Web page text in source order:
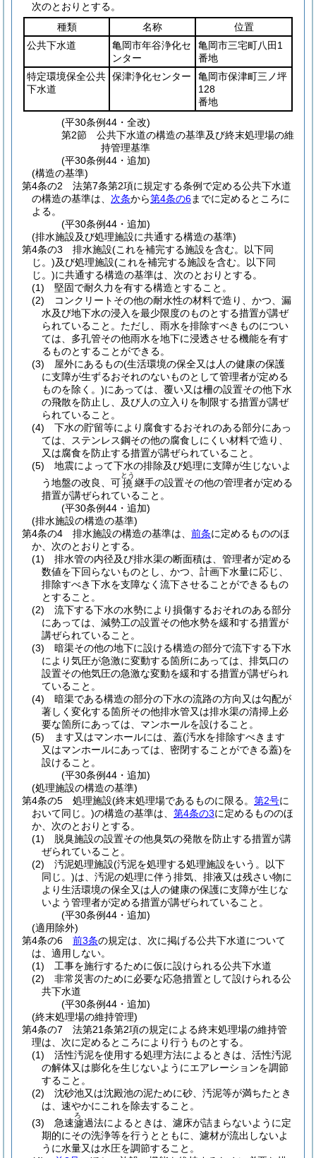
次のとおりとする。
種類
名称
位置
公共下水道
亀岡市年谷浄化セ
ンター
亀岡市三宅町八田1
番地
特定環境保全公共
下水道
保津浄化センター
亀岡市保津町三ノ坪
128
番地
(平30条例44・全改)
第2節
公共下水道の構造の基準及び終末処理場の維
持管理基準
(平30条例44・追加)
(構造の基準)
第4条の2
法第7条第2項に規定する条例で定める公共下水道
の構造の基準は、 次条から第4条の6までに定めるところに
よる。
(平30条例44・追加)
(排水施設及び処理施設に共通する構造の基準)
第4条の3
排水施設(これを補完する施設を含む。以下同
じ。)及び処理施設(これを補完する施設を含む。以下同
じ。)に共通する構造の基準は、次のとおりとする。
(1)
堅固で耐久力を有する構造とすること。
(2)
コンクリートその他の耐水性の材料で造り、かつ、漏
水及び地下水の浸入を最少限度のものとする措置が講ぜ
られていること。 ただし、雨水を排除すべきものについ
ては、多孔管その他雨水を地下に浸透させる機能を有す
るものとすることができる。
(3)
屋外にあるもの(生活環境の保全又は人の健康の保護
に支障が生ずるおそれのないものとして管理者が定める
ものを除く。)にあっては、覆い又は柵の設置その他下水
の飛散を防止し、及び人の立入りを制限する措置が講ぜ
られていること。
(4)
下水の貯留等により腐食するおそれのある部分にあっ
ては、ステンレス鋼その他の腐食しにくい材料で造り、
又は腐食を防止する措置が講ぜられていること。
(5)
地震によって下水の排除及び処理に支障が生じないよ
う地盤の改良、可撓
とう
継手の設置その他の管理者が定める
措置が講ぜられていること。
(平30条例44・追加)
(排水施設の構造の基準)
第4条の4
排水施設の構造の基準は、 前条に定めるもののほ
か、次のとおりとする。
(1)
排水管の内径及び排水渠の断面積は、管理者が定める
数値を下回らないものとし、かつ、計画下水量に応じ、
排除すべき下水を支障なく流下させることができるもの
とすること。
(2)
流下する下水の水勢により損傷するおそれのある部分
にあっては、減勢工の設置その他水勢を緩和する措置が
講ぜられていること。
(3)
暗渠その他の地下に設ける構造の部分で流下する下水
により気圧が急激に変動する箇所にあっては、排気口の
設置その他気圧の急激な変動を緩和する措置が講ぜられ
ていること。
(4)
暗渠である構造の部分の下水の流路の方向又は勾配が
著しく変化する箇所その他排水管又は排水渠の清掃上必
要な箇所にあっては、マンホールを設けること。
(5)
ます又はマンホールには、蓋(汚水を排除すべきます
又はマンホールにあっては、密閉することができる蓋)を
設けること。
(平30条例44・追加)
(処理施設の構造の基準)
第4条の5
処理施設(終末処理場であるものに限る。 第2号に
おいて同じ。)の構造の基準は、 第4条の3に定めるもののほ
か、次のとおりとする。
(1)
脱臭施設の設置その他臭気の発散を防止する措置が講
ぜられていること。
(2)
汚泥処理施設(汚泥を処理する処理施設をいう。以下
同じ。)は、汚泥の処理に伴う排気、排液又は残さい物に
より生活環境の保全又は人の健康の保護に支障が生じな
いよう管理者が定める措置が講ぜられていること。
(平30条例44・追加)
(適用除外)
第4条の6
前3条の規定は、次に掲げる公共下水道について
は、適用しない。
(1)
工事を施行するために仮に設けられる公共下水道
(2)
非常災害のために必要な応急措置として設けられる公
共下水道
(平30条例44・追加)
(終末処理場の維持管理)
第4条の7
法第21条第2項の規定による終末処理場の維持管
理は、次に定めるところにより行うものとする。
(1)
活性汚泥を使用する処理方法によるときは、活性汚泥
の解体又は膨化を生じないようにエアレーションを調節
すること。
(2)
沈砂池又は沈殿池の泥ために砂、汚泥等が満ちたとき
は、速やかにこれを除去すること。
(3)
急速濾
ろ
過法によるときは、濾床が詰まらないように定
期的にその洗浄等を行うとともに、濾材が流出しないよ
うに水量又は水圧を調節すること。